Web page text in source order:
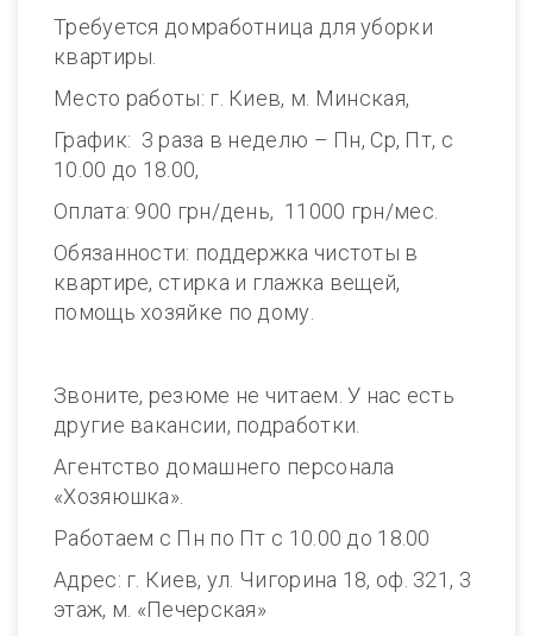
Требуется домработница для уборки
квартиры.
Место работы: г. Киев, м. Минская,
График: 3 раза в неделю – Пн, Ср, Пт, с
10.00 до 18.00,
Оплата: 900 грн/день, 11000 грн/мес.
Обязанности: поддержка чистоты в
квартире, стирка и глажка вещей,
помощь хозяйке по дому.
Звоните, резюме не читаем. У нас есть
другие вакансии, подработки.
Агентство домашнего персонала
«Хозяюшка».
Работаем с Пн по Пт с 10.00 до 18.00
Адрес: г. Киев, ул. Чигорина 18, оф. 321, 3
этаж, м. «Печерская»